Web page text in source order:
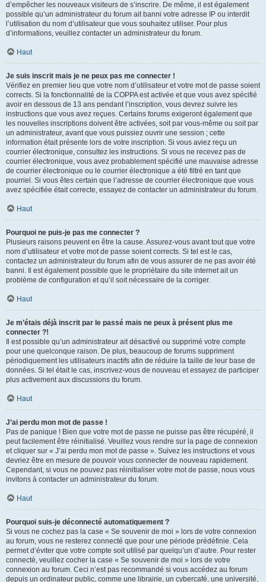
d’empêcher les nouveaux visiteurs de s’inscrire. De même, il est également
possible qu’un administrateur du forum ait banni votre adresse IP ou interdit
l’utilisation du nom d’utilisateur que vous souhaitez utiliser. Pour plus
d’informations, veuillez contacter un administrateur du forum.
Haut
Je suis inscrit mais je ne peux pas me connecter !
Vérifiez en premier lieu que votre nom d’utilisateur et votre mot de passe soient
corrects. Si la fonctionnalité de la COPPA est activée et que vous avez spécifié
avoir en dessous de 13 ans pendant l’inscription, vous devrez suivre les
instructions que vous avez reçues. Certains forums exigeront également que
les nouvelles inscriptions doivent être activées, soit par vous-même ou soit par
un administrateur, avant que vous puissiez ouvrir une session ; cette
information était présente lors de votre inscription. Si vous aviez reçu un
courrier électronique, consultez les instructions. Si vous ne recevez pas de
courrier électronique, vous avez probablement spécifié une mauvaise adresse
de courrier électronique ou le courrier électronique a été filtré en tant que
pourriel. Si vous êtes certain que l’adresse de courrier électronique que vous
avez spécifiée était correcte, essayez de contacter un administrateur du forum.
Haut
Pourquoi ne puis-je pas me connecter ?
Plusieurs raisons peuvent en être la cause. Assurez-vous avant tout que votre
nom d’utilisateur et votre mot de passe soient corrects. Si tel est le cas,
contactez un administrateur du forum afin de vous assurer de ne pas avoir été
banni. Il est également possible que le propriétaire du site internet ait un
problème de configuration et qu’il soit nécessaire de la corriger.
Haut
Je m’étais déjà inscrit par le passé mais ne peux à présent plus me
connecter ?!
Il est possible qu’un administrateur ait désactivé ou supprimé votre compte
pour une quelconque raison. De plus, beaucoup de forums suppriment
périodiquement les utilisateurs inactifs afin de réduire la taille de leur base de
données. Si tel était le cas, inscrivez-vous de nouveau et essayez de participer
plus activement aux discussions du forum.
Haut
J’ai perdu mon mot de passe !
Pas de panique ! Bien que votre mot de passe ne puisse pas être récupéré, il
peut facilement être réinitialisé. Veuillez vous rendre sur la page de connexion
et cliquer sur « J’ai perdu mon mot de passe ». Suivez les instructions et vous
devriez être en mesure de pouvoir vous connecter de nouveau rapidement.
Cependant, si vous ne pouvez pas réinitialiser votre mot de passe, nous vous
invitons à contacter un administrateur du forum.
Haut
Pourquoi suis-je déconnecté automatiquement ?
Si vous ne cochez pas la case « Se souvenir de moi » lors de votre connexion
au forum, vous ne resterez connecté que pour une période prédéfinie. Cela
permet d’éviter que votre compte soit utilisé par quelqu’un d’autre. Pour rester
connecté, veuillez cocher la case « Se souvenir de moi » lors de votre
connexion au forum. Ceci n’est pas recommandé si vous accédez au forum
depuis un ordinateur public, comme une librairie, un cybercafé, une université,